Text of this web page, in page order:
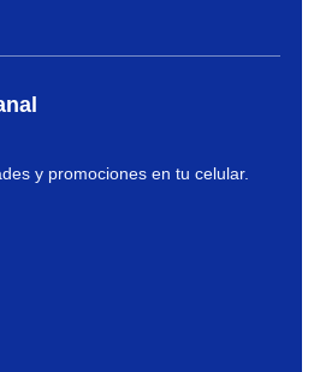
y promociones en tu celular.